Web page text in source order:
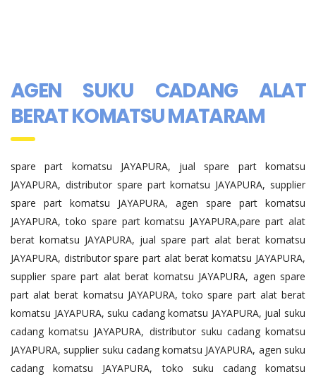
AGEN SUKU CADANG ALAT
BERAT KOMATSU MATARAM
spare part komatsu JAYAPURA, jual spare part komatsu
JAYAPURA, distributor spare part komatsu JAYAPURA, supplier
spare part komatsu JAYAPURA, agen spare part komatsu
JAYAPURA, toko spare part komatsu JAYAPURA,pare part alat
berat komatsu JAYAPURA, jual spare part alat berat komatsu
JAYAPURA, distributor spare part alat berat komatsu JAYAPURA,
supplier spare part alat berat komatsu JAYAPURA, agen spare
part alat berat komatsu JAYAPURA, toko spare part alat berat
komatsu JAYAPURA, suku cadang komatsu JAYAPURA, jual suku
cadang komatsu JAYAPURA, distributor suku cadang komatsu
JAYAPURA, supplier suku cadang komatsu JAYAPURA, agen suku
cadang komatsu JAYAPURA, toko suku cadang komatsu